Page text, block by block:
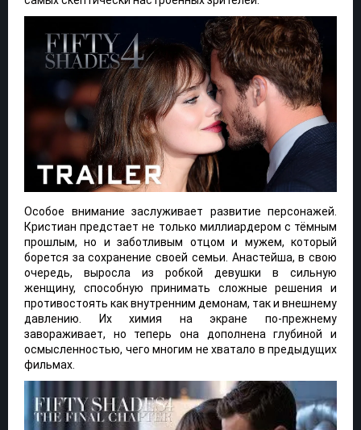
Особое внимание заслуживает развитие персонажей.
Кристиан предстает не только миллиардером с тёмным
прошлым, но и заботливым отцом и мужем, который
борется за сохранение своей семьи. Анастейша, в свою
очередь, выросла из робкой девушки в сильную
женщину, способную принимать сложные решения и
противостоять как внутренним демонам, так и внешнему
давлению. Их химия на экране по-прежнему
завораживает, но теперь она дополнена глубиной и
осмысленностью, чего многим не хватало в предыдущих
фильмах.